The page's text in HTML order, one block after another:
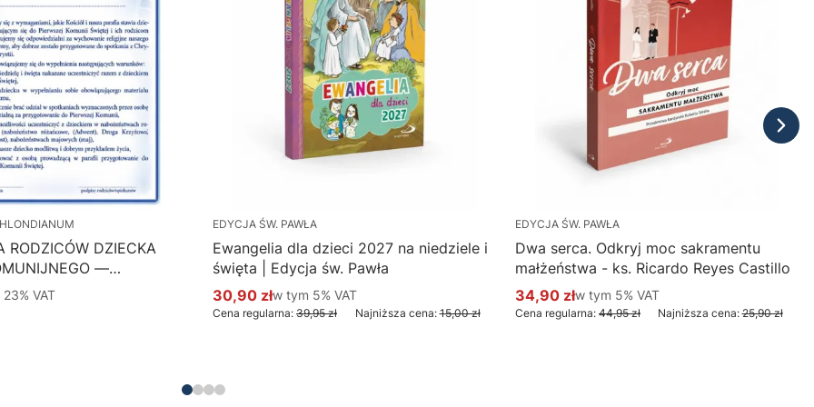
RODZICÓW DZIECKA
—
Hlondianum - druk
50 szt.
VAT
23% VAT
EDYCJA ŚW. PAWŁA
Ewangelia dla dzieci 2027 na niedziele i
święta | Edycja św. Pawła
Cena promocyjna brutto
30,90 złw tym %s VAT
w tym 5% VAT
Cena regularna: 39,95 zł Najniższa cena: 15,00 zł
EDYCJA ŚW. PAWŁA
Dwa serca. Odkryj moc sakramentu
małżeństwa - ks. Ricardo Reyes Castillo
Cena promocyjna brutto
34,90 złw tym %s VAT
w tym 5% VAT
Cena regularna: 44,95 zł Najniższa cena: 25,90 zł